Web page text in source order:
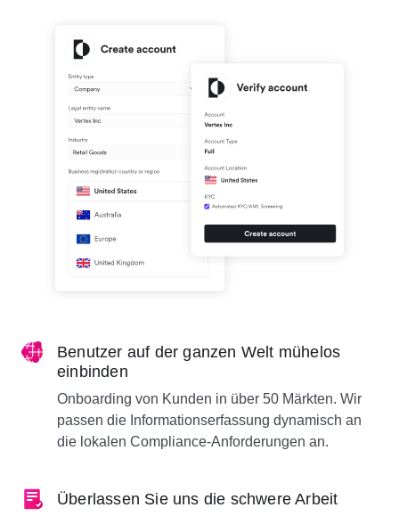
Benutzer auf der ganzen Welt mühelos
einbinden
Onboarding von Kunden in über 50 Märkten. Wir
passen die Informationserfassung dynamisch an
die lokalen Compliance-Anforderungen an.
Überlassen Sie uns die schwere Arbeit